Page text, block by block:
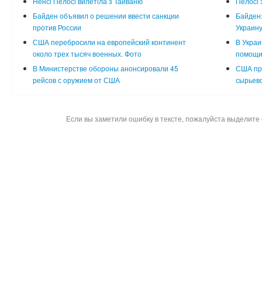
Байден объявил о решении ввести санкции
против России
Украину
США перебросили на европейский континент
около трех тысяч военных. Фото
В
В Министерстве обороны анонсировали 45
рейсов с оружием от США
США
Если вы заметили ошибку в тексте, пожалуйста